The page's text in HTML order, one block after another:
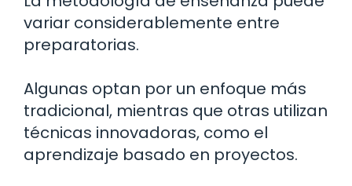
variar considerablemente entre
preparatorias.
Algunas optan por un enfoque más
tradicional, mientras que otras utilizan
técnicas innovadoras, como el
aprendizaje basado en proyectos.